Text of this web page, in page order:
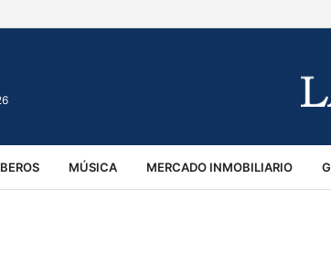
MÚSICA MERCADO INMOBILIARIO